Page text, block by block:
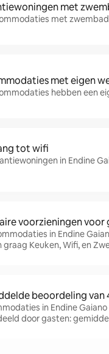
met
met zwembad
met eigen
hebben een
tot wifi
in Endine
voorzieningen voor
in Endine
graag Keuken, Wifi, en
beoordeling van
in Endine
door gasten: